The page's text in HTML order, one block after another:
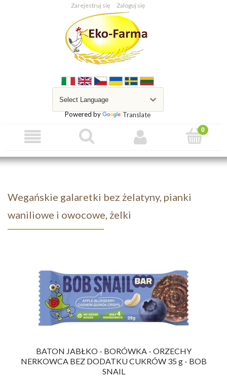
Zarejestruj się Zaloguj się
Powered by Translate
Wegańskie galaretki bez żelatyny, pianki
waniliowe i owocowe, żelki
BATON JABŁKO - BORÓWKA - ORZECHY
NERKOWCA BEZ DODATKU CUKRÓW 35 g - BOB
SNAIL